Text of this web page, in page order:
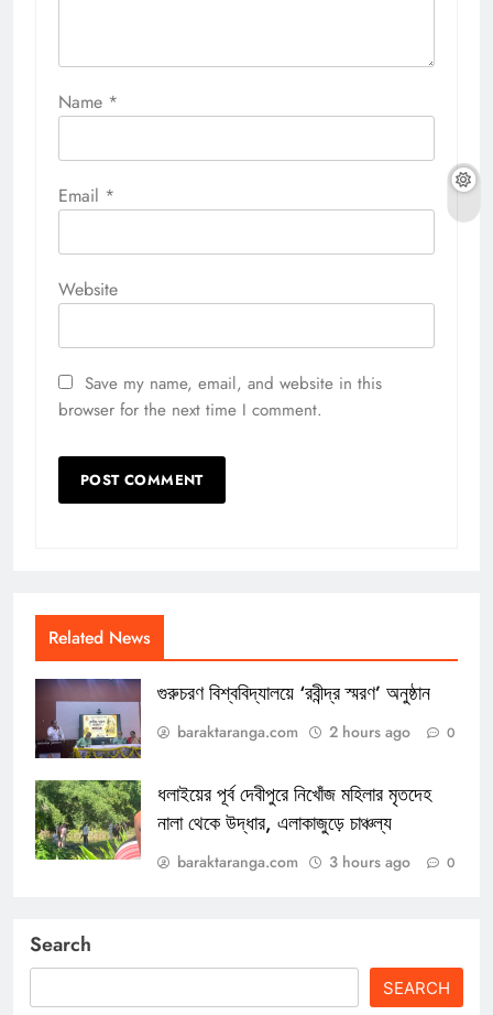
Name *
Email *
Website
Save my name, email, and website in this
browser for the next time I comment.
Related News
গুরুচরণ বিশ্ববিদ্যালয়ে ‘রবীন্দ্র স্মরণ’ অনুষ্ঠান
baraktaranga.com 2 hours ago 0
ধলাইয়ের পূর্ব দেবীপুরে নিখোঁজ মহিলার মৃতদেহ
নালা থেকে উদ্ধার, এলাকাজুড়ে চাঞ্চল্য
baraktaranga.com 3 hours ago 0
Search
SEARCH